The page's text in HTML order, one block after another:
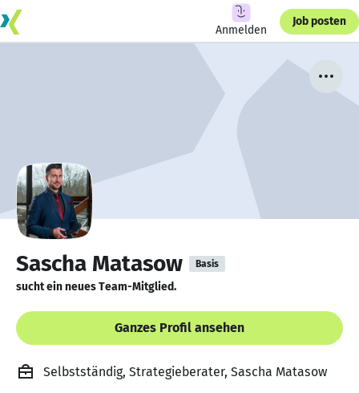
Anmelden
Job posten
Sascha Matasow Basis
sucht ein neues Team-Mitglied.
Ganzes Profil ansehen
Selbstständig, Strategieberater, Sascha Matasow